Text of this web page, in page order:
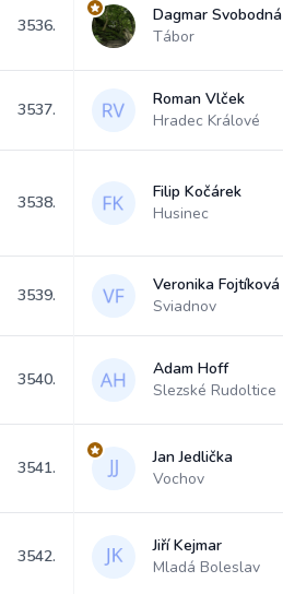
3536.
Dagmar Svobodná
Tábor
3537.
Roman Vlček
Hradec Králové
3538.
Filip Kočárek
Husinec
3539.
Veronika Fojtíková
Sviadnov
3540.
Adam Hoff
Slezské Rudoltice
3541.
Jan Jedlička
Vochov
3542.
Jiří Kejmar
Mladá Boleslav